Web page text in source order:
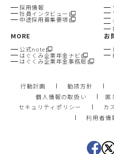
採用情報
社員インタビュー
中途採用募集要項
MORE
公式note
はぐくみ企業年金ナビ
はぐくみ企業年金事務局
お
行動計画 勧誘方針
個人情報の取扱い
匿
セキュリティポリシー
カ
利用者情